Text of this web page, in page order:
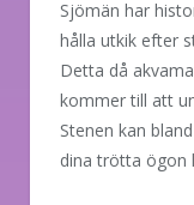
Sjömän har
hålla utkik efter
Detta då
kommer till att
Stenen kan
dina trötta ögon